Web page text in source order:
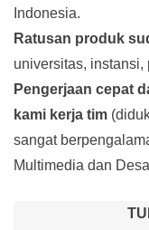
Indonesia.
Ratusan produk
universitas,
Pengerjaan cepat
kami kerja tim
sangat
Multimedia dan